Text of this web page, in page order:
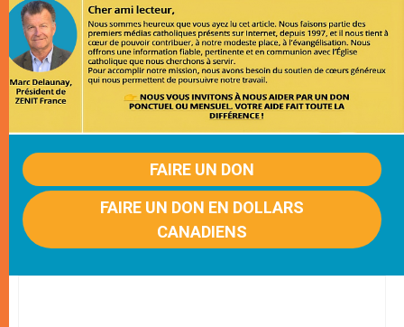
FAIRE UN DON
FAIRE UN DON EN DOLLARS
CANADIENS